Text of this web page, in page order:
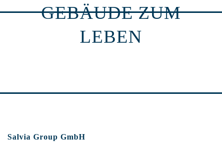
GEBÄUDE ZUM
LEBEN
Salvia Group GmbH